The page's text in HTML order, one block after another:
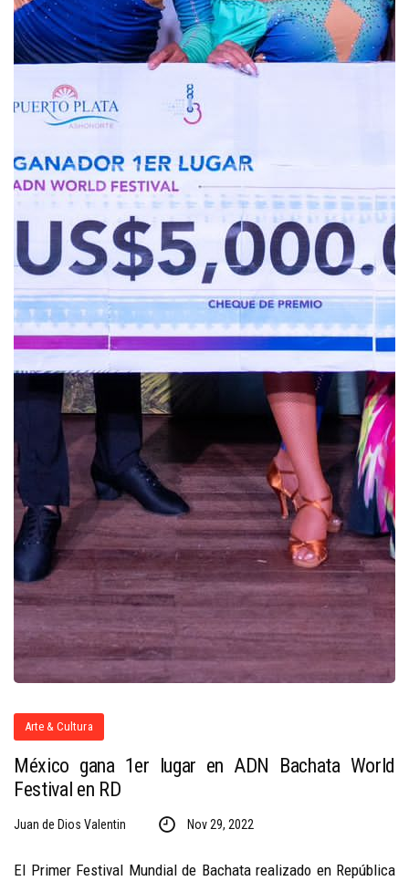
Arte & Cultura
México gana 1er lugar en ADN Bachata World
Festival en RD
Juan de Dios Valentin Nov 29, 2022
El Primer Festival Mundial de Bachata realizado en República